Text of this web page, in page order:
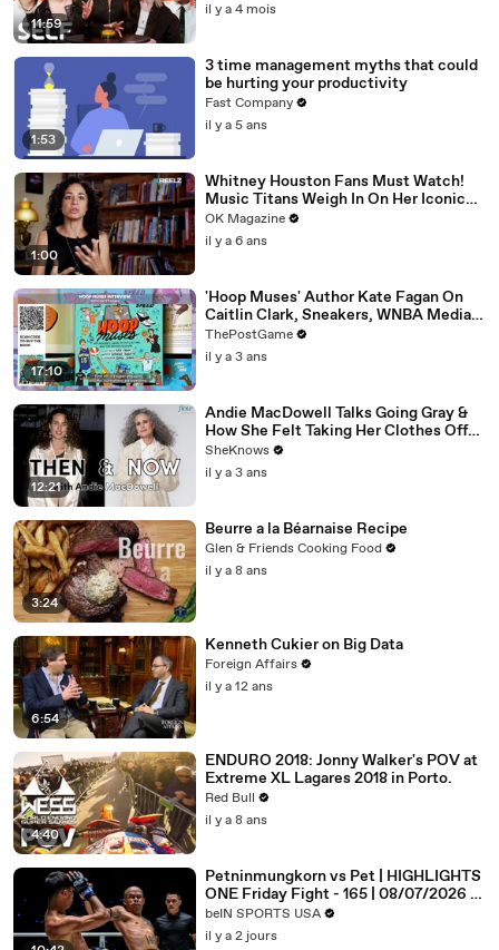
11:59
il y a 4 mois
1:53
3 time management myths that could
be hurting your productivity
Fast Company
il y a 5 ans
1:00
Whitney Houston Fans Must Watch!
Music Titans Weigh In On Her Iconic
Hits In REELZ Doc
OK Magazine
il y a 6 ans
17:10
'Hoop Muses' Author Kate Fagan On
Caitlin Clark, Sneakers, WNBA Media
And Women's Basketball History
ThePostGame
il y a 3 ans
12:21
Andie MacDowell Talks Going Gray &
How She Felt Taking Her Clothes Off
on Camera at Age 65
SheKnows
il y a 3 ans
3:24
Beurre a la Béarnaise Recipe
Glen & Friends Cooking Food
il y a 8 ans
6:54
Kenneth Cukier on Big Data
Foreign Affairs
il y a 12 ans
4:40
ENDURO 2018: Jonny Walker's POV at
Extreme XL Lagares 2018 in Porto.
Red Bull
il y a 8 ans
Petninmungkorn vs Pet | HIGHLIGHTS
ONE Friday Fight - 165 | 08/07/2026 |
beIN SPORTS USA
beIN SPORTS USA
il y a 2 jours